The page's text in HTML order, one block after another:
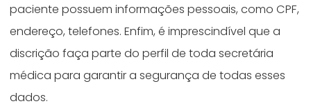
paciente possuem informações pessoais, como CPF,
endereço, telefones. Enfim, é imprescindível que a
discrição faça parte do perfil de toda secretária
médica para garantir a segurança de todas esses
dados.